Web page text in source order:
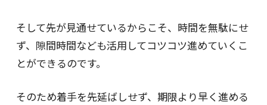
そして先が見通せているからこそ、時間を無駄にせ
ず、隙間時間なども活用してコツコツ進めていくこ
とができるのです。
そのため着手を先延ばしせず、期限より早く進める